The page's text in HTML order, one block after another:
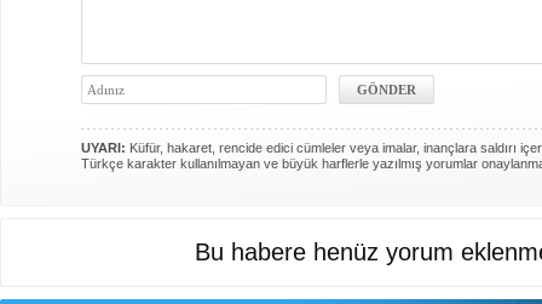
UYARI: Küfür, hakaret, rencide edici cümleler veya imalar, inançlara saldırı
Türkçe karakter kullanılmayan ve büyük harflerle yazılmış yorumlar
Bu habere henüz yorum